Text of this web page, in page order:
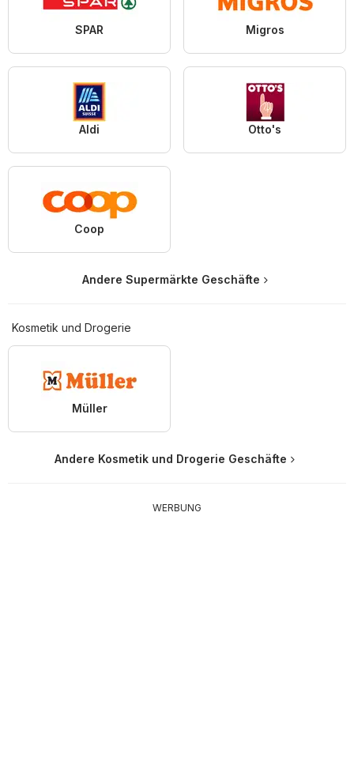
SPAR Migros
Aldi Otto's
Coop
Andere Supermärkte Geschäfte
Kosmetik und Drogerie
Müller
Andere Kosmetik und Drogerie Geschäfte
WERBUNG